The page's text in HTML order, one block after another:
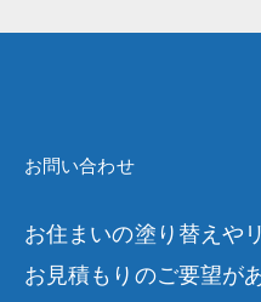
お問い合わせ
お住まいの塗り替えや
お見積もりのご要望が